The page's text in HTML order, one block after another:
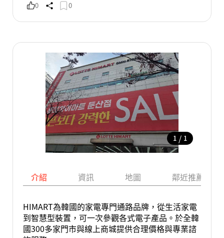
0 0
1 / 1
介紹 資訊 地圖 鄰近推薦景點
HIMART為韓國的家電專門通路品牌，從生活家電
到智慧型裝置，可一次參觀各式電子產品。於全韓
國300多家門市與線上商城提供合理價格與專業諮